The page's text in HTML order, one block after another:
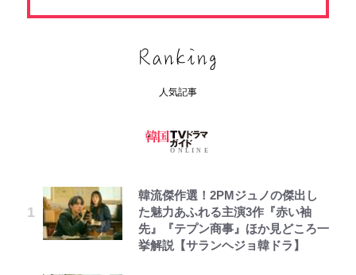
人気記事
韓流傑作選！2PMジュノの傑出し
た魅力あふれる主演3作『赤い袖
先』『テプン商事』ほか見どころ一
挙解説【サランヘジョ韓ドラ】